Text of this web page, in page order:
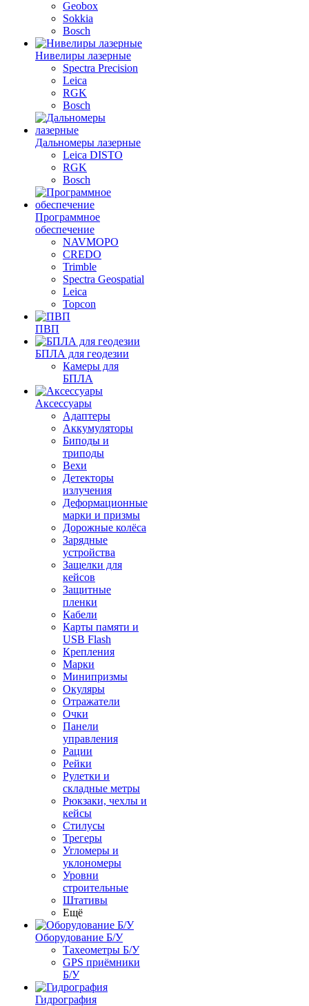
Geobox
Sokkia
Bosch
Нивелиры лазерные
Spectra Precision
Leica
RGK
Bosch
Дальномеры лазерные
Leica DISTO
RGK
Bosch
Программное
обеспечение
NAVMOPO
CREDO
Trimble
Spectra Geospatial
Leica
Topcon
ПВП
БПЛА для геодезии
Камеры для
БПЛА
Аксессуары
Адаптеры
Аккумуляторы
Биподы и
триподы
Вехи
Детекторы
излучения
Деформационные
марки и призмы
Дорожные колёса
Зарядные
устройства
Защелки для
кейсов
Защитные
пленки
Кабели
Карты памяти и
USB Flash
Крепления
Марки
Минипризмы
Окуляры
Отражатели
Очки
Панели
управления
Рации
Рейки
Рулетки и
складные метры
Рюкзаки, чехлы и
кейсы
Стилусы
Трегеры
Угломеры и
уклономеры
Уровни
строительные
Штативы
Ещё
Оборудование Б/У
Тахеометры Б/У
GPS приёмники
Б/У
Гидрография